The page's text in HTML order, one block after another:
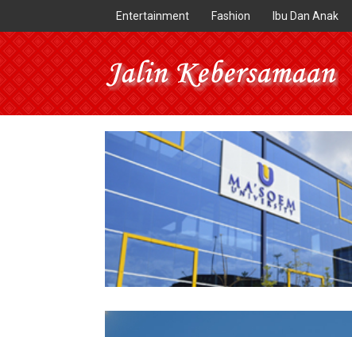
Entertainment Fashion Ibu Dan Anak